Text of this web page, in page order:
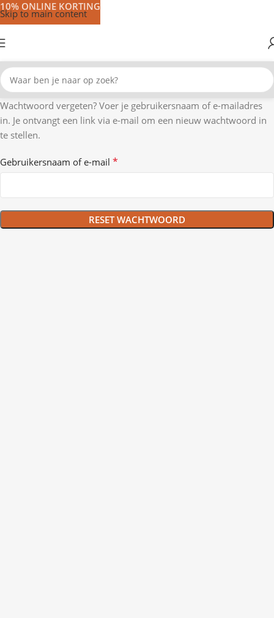
Skip to main content
Wachtwoord vergeten? Voer je gebruikersnaam of e-mailadres
in. Je ontvangt een link via e-mail om een nieuw wachtwoord in
te stellen.
Gebruikersnaam of e-mail *
RESET WACHTWOORD
10% ONLINE KORTING